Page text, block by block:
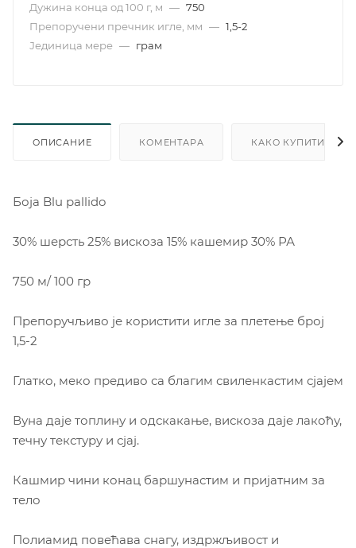
Дужина конца од 100 г, м — 750
Препоручени пречник игле, мм — 1,5-2
Јединица мере — грам
ОПИСАНИЕ КОМЕНТАРА КАКО КУПИТИ
Боjа Blu pallido
30% шерсть 25% вискоза 15% кашемир 30% РА
750 м/ 100 гр
Препоручљиво је користити игле за плетење број
1,5-2
Глатко, меко предиво са благим свиленкастим сјајем
Вуна даје топлину и одскакање, вискоза даје лакоћу,
течну текстуру и сјај.
Кашмир чини конац баршунастим и пријатним за
тело
Полиамид повећава снагу, издржљивост и